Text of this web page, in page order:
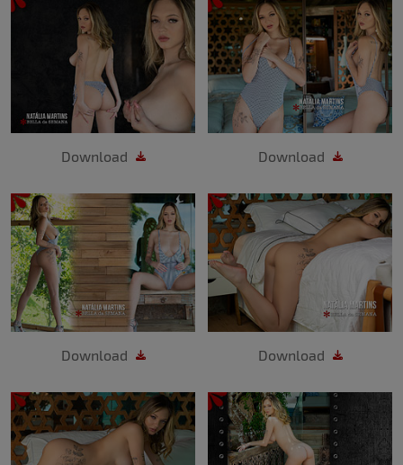
Download Download
Download Download